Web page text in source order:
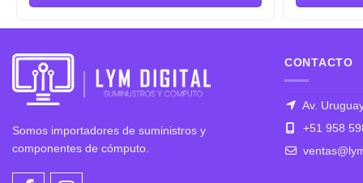
S/295.62.S/291.83.
Somos importadores de suministros y
componentes de cómputo.
CONTACTO
Av.
+51 958